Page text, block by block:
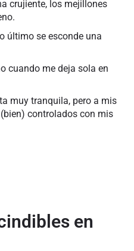
crujiente, los mejillones
último se esconde una
cuando me deja sola en
muy tranquila, pero a mis
controlados con mis
en